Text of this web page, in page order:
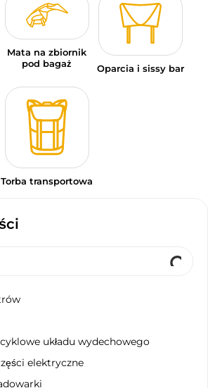
układu wydechowego
elektryczne
Mata na zbiornik
pod bagaż
Oparcia i sissy bar
Torba transportowa